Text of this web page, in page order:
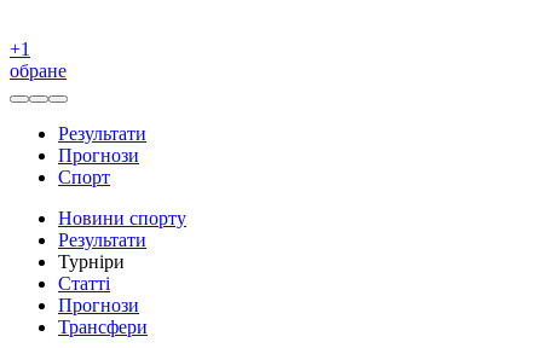
+1
обране
Результати
Прогнози
Спорт
Новини спорту
Результати
Турніри
Статті
Прогнози
Трансфери